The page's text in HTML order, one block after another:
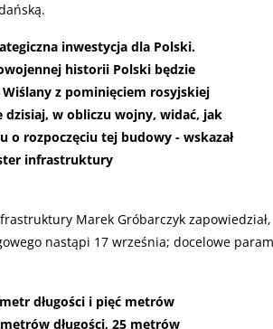
inwestycja dla Polski.
historii Polski będzie
z pominięciem rosyjskiej
dzisiaj, w obliczu wojny, widać, jak
o rozpoczęciu tej budowy - wskazał
infrastruktury
Marek Gróbarczyk zapowiedział,
nastąpi 17 września; docelowe
długości i pięć metrów
długości, 25 metrów